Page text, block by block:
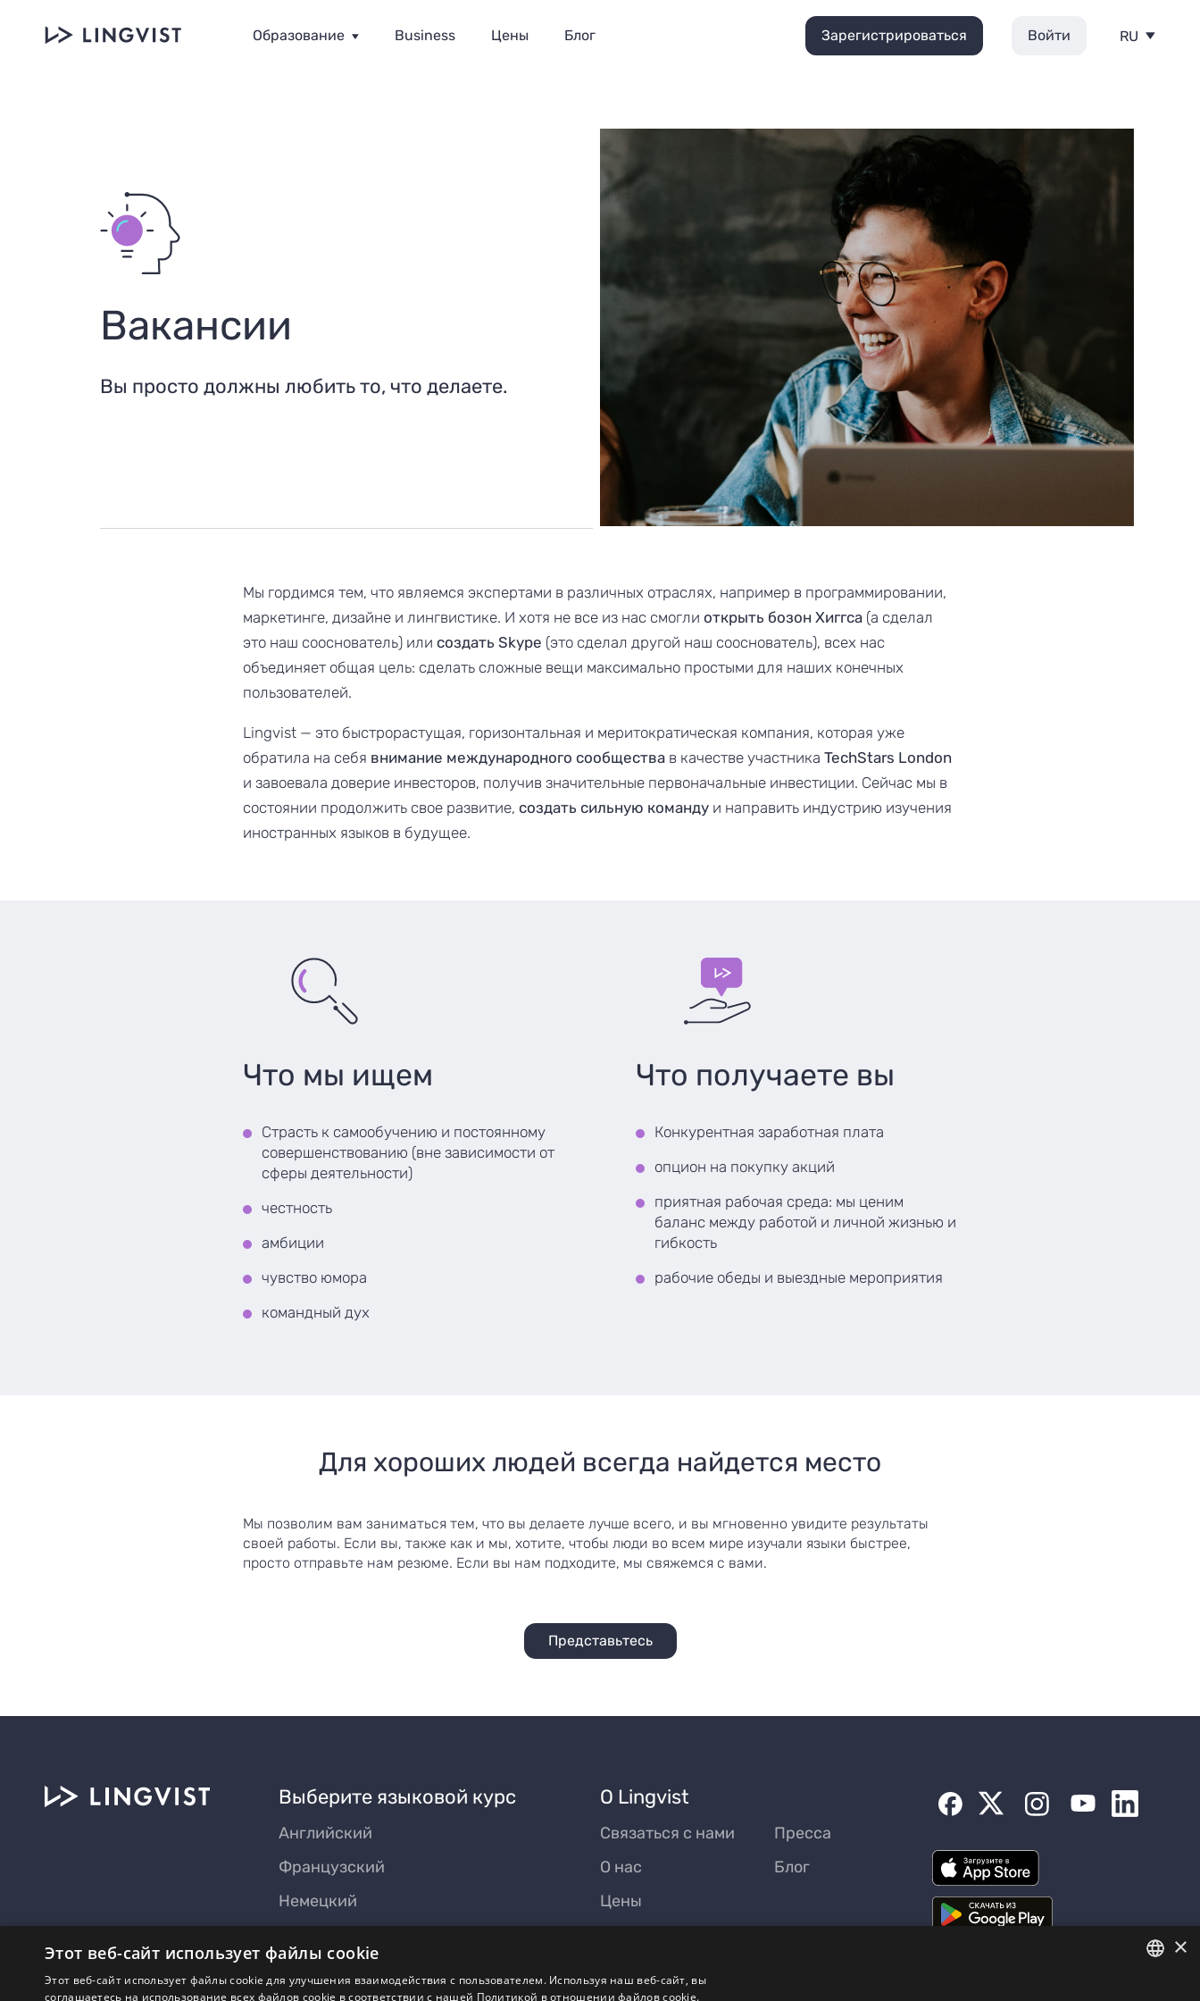
Образование Business Цены Блог Зарегистрироваться Войти RU
Вакансии
Вы просто должны любить то, что делаете.
Мы гордимся тем, что являемся экспертами в различных отраслях, например в программировании,
маркетинге, дизайне и лингвистике. И хотя не все из нас смогли открыть бозон Хиггса (а сделал
это наш сооснователь) или создать Skype (это сделал другой наш сооснователь), всех нас
объединяет общая цель: сделать сложные вещи максимально простыми для наших конечных
пользователей.
Lingvist — это быстрорастущая, горизонтальная и меритократическая компания, которая уже
обратила на себя внимание международного сообщества в качестве участника TechStars London
и завоевала доверие инвесторов, получив значительные первоначальные инвестиции. Сейчас мы в
состоянии продолжить свое развитие, создать сильную команду и направить индустрию изучения
иностранных языков в будущее.
Что мы ищем
Страсть к самообучению и постоянному
совершенствованию (вне зависимости от
сферы деятельности)
честность
амбиции
чувство юмора
командный дух
Что получаете вы
Конкурентная заработная плата
опцион на покупку акций
приятная рабочая среда: мы ценим
баланс между работой и личной жизнью и
гибкость
рабочие обеды и выездные мероприятия
Для хороших людей всегда найдется место
Мы позволим вам заниматься тем, что вы делаете лучше всего, и вы мгновенно увидите результаты
своей работы. Если вы, также как и мы, хотите, чтобы люди во всем мире изучали языки быстрее,
просто отправьте нам резюме. Если вы нам подходите, мы свяжемся с вами.
Представьтесь
Выберите языковой курс
Английский
Французский
Немецкий
О Lingvist
Связаться с нами
О нас
Цены
Пресса
Блог
×
Этот веб-сайт использует файлы cookie
Этот веб-сайт использует файлы cookie для улучшения взаимодействия с пользователем. Используя наш веб-сайт, вы
соглашаетесь на использование всех файлов cookie в соответствии с нашей Политикой в ​​отношении файлов cookie.